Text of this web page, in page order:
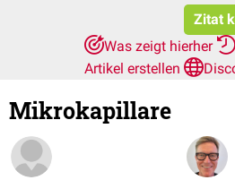
Zitat
Was zeigt hierher
Artikel erstellen
Mikrokapillare